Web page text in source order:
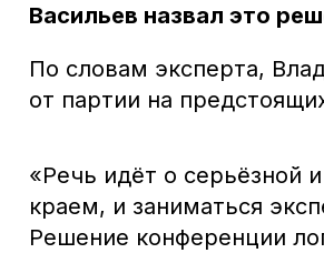
Васильев назвал это
По словам эксперта,
от партии на
«Речь идёт о серьёзной
краем, и заниматься
Решение конференции